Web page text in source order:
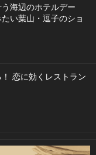
海辺のホテルデー
い葉山・逗子のショ
恋に効くレストラン